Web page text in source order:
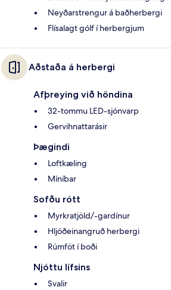
Neyðarstrengur á baðherbergi
Flísalagt gólf í herbergjum
Aðstaða á herbergi
Afþreying við höndina
32-tommu LED-sjónvarp
Gervihnattarásir
Þægindi
Loftkæling
Míníbar
Sofðu rótt
Myrkratjöld/-gardínur
Hljóðeinangruð herbergi
Rúmföt í boði
Njóttu lífsins
Svalir